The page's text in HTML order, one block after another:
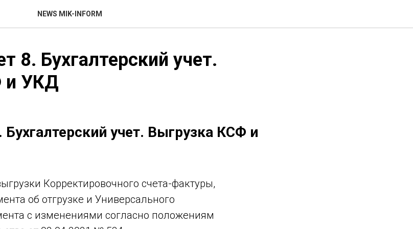
NEWS MIK-INFORM
Бухгалтерский учет.
и УКД
учет. Выгрузка КСФ и
Корректировочного счета-фактуры,
об отгрузке и Универсального
с изменениями согласно положениям